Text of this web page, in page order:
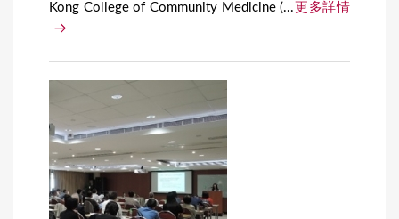
Kong College of Community Medicine (... 更多詳情